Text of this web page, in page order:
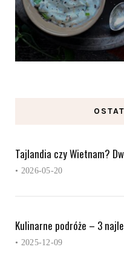
Tajlandia czy Wietnam?
• 2026-05-20
Kulinarne podróże – 3
• 2025-12-09